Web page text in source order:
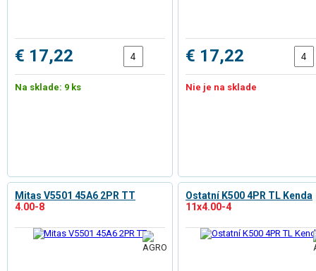
€ 17,22
Na sklade: 9 ks
€ 17,22
Nie je na sklade
Mitas V5501 45A6 2PR TT
4.00-8
Ostatní K500 4PR TL Kenda
11x4.00-4